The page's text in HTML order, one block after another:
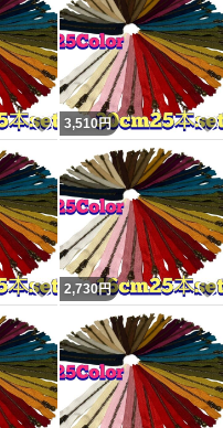
いいね！
3,510円
いいね！
2,730円